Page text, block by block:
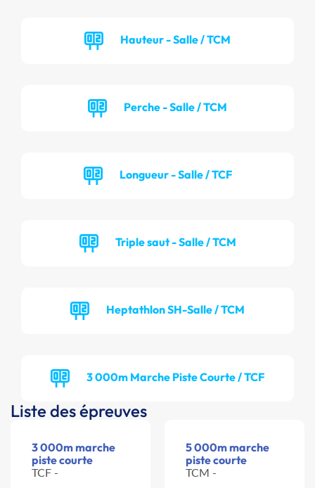
Hauteur - Salle / TCM
Perche - Salle / TCM
Longueur - Salle / TCF
Triple saut - Salle / TCM
Heptathlon SH-Salle / TCM
3 000m Marche Piste Courte / TCF
Liste des épreuves
3 000m marche
piste courte
TCF -
5 000m marche
piste courte
TCM -